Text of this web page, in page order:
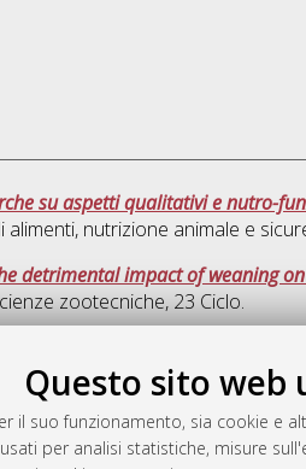
Questo sito web
il suo funzionamento, sia cookie
per analisi statistiche, misure
su aspetti qualitativi e nutro-
alimenti, nutrizione animale e
detrimental impact of weaning
zootecniche, 23 Ciclo.
7946